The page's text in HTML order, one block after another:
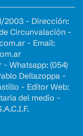
2003 - Dirección:
Circunvalación -
- Email:
- Whatsapp: (054)
Dellazoppa -
- Editor Web:
del medio -